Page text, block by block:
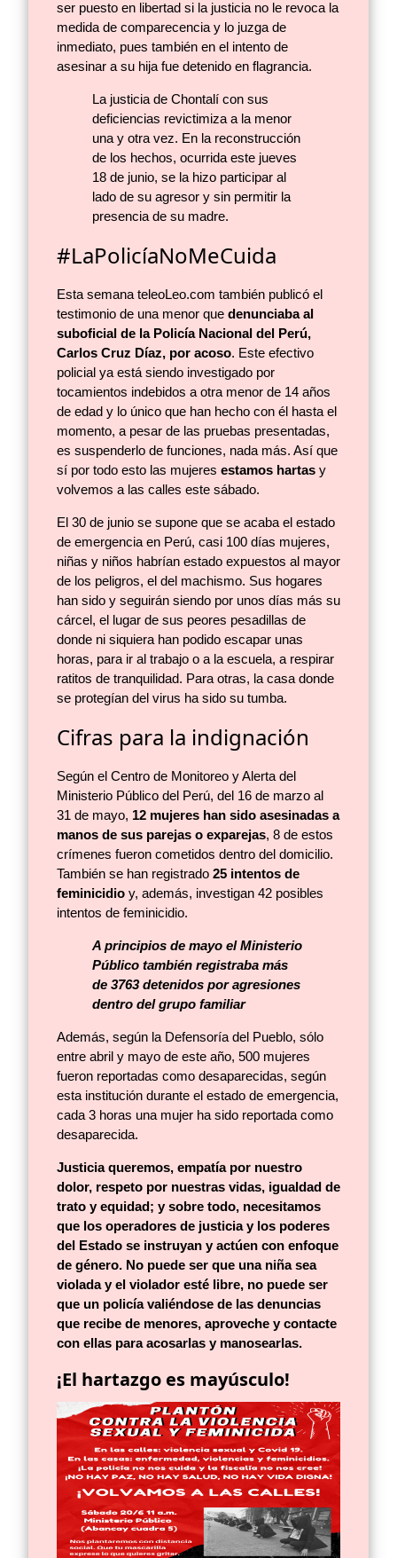
ser puesto en libertad si la justicia no le revoca la
medida de comparecencia y lo juzga de
inmediato, pues también en el intento de
asesinar a su hija fue detenido en flagrancia.
La justicia de Chontalí con sus
deficiencias revictimiza a la menor
una y otra vez. En la reconstrucción
de los hechos, ocurrida este jueves
18 de junio, se la hizo participar al
lado de su agresor y sin permitir la
presencia de su madre.
#LaPolicíaNoMeCuida
Esta semana teleoLeo.com también publicó el
testimonio de una menor que denunciaba al
suboficial de la Policía Nacional del Perú,
Carlos Cruz Díaz, por acoso. Este efectivo
policial ya está siendo investigado por
tocamientos indebidos a otra menor de 14 años
de edad y lo único que han hecho con él hasta el
momento, a pesar de las pruebas presentadas,
es suspenderlo de funciones, nada más. Así que
sí por todo esto las mujeres estamos hartas y
volvemos a las calles este sábado.
El 30 de junio se supone que se acaba el estado
de emergencia en Perú, casi 100 días mujeres,
niñas y niños habrían estado expuestos al mayor
de los peligros, el del machismo. Sus hogares
han sido y seguirán siendo por unos días más su
cárcel, el lugar de sus peores pesadillas de
donde ni siquiera han podido escapar unas
horas, para ir al trabajo o a la escuela, a respirar
ratitos de tranquilidad. Para otras, la casa donde
se protegían del virus ha sido su tumba.
Cifras para la indignación
Según el Centro de Monitoreo y Alerta del
Ministerio Público del Perú, del 16 de marzo al
31 de mayo, 12 mujeres han sido asesinadas a
manos de sus parejas o exparejas, 8 de estos
crímenes fueron cometidos dentro del domicilio.
También se han registrado 25 intentos de
feminicidio y, además, investigan 42 posibles
intentos de feminicidio.
A principios de mayo el Ministerio
Público también registraba más
de 3763 detenidos por agresiones
dentro del grupo familiar
Además, según la Defensoría del Pueblo, sólo
entre abril y mayo de este año, 500 mujeres
fueron reportadas como desaparecidas, según
esta institución durante el estado de emergencia,
cada 3 horas una mujer ha sido reportada como
desaparecida.
Justicia queremos, empatía por nuestro
dolor, respeto por nuestras vidas, igualdad de
trato y equidad; y sobre todo, necesitamos
que los operadores de justicia y los poderes
del Estado se instruyan y actúen con enfoque
de género. No puede ser que una niña sea
violada y el violador esté libre, no puede ser
que un policía valiéndose de las denuncias
que recibe de menores, aproveche y contacte
con ellas para acosarlas y manosearlas.
¡El hartazgo es mayúsculo!